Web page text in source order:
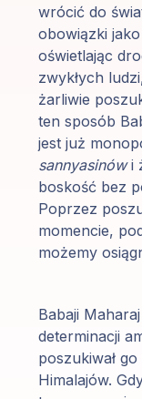
wrócić do
obowiązki
oświetlając
zwykłych
żarliwie
ten sposób
jest już
sannyasinówi
boskość bez
Poprzez
momencie,
możemy
Babaji Maharaj
determinacji
poszukiwał
Himalajów.